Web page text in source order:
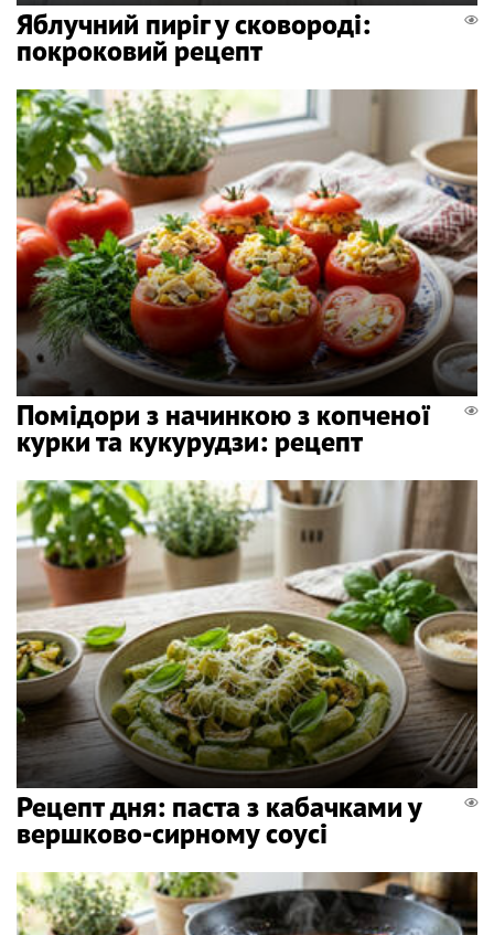
Яблучний пиріг у сковороді:
покроковий рецепт
Помідори з начинкою з копченої
курки та кукурудзи: рецепт
Рецепт дня: паста з кабачками у
вершково-сирному соусі